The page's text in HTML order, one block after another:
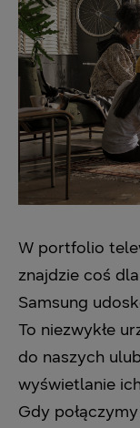
W portfolio
znajdzie coś
Samsung
To niezwykłe
do naszych
wyświetlanie
Gdy